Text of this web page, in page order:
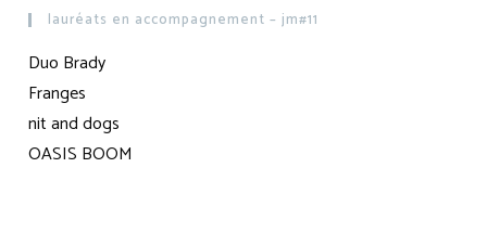
lauréats en accompagnement – jm#11
Duo Brady
Franges
nit and dogs
OASIS BOOM